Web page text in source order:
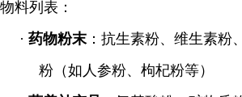
物料列表：
· 药物粉末：抗生素粉、维生素粉
粉（如人参粉、枸杞粉等）